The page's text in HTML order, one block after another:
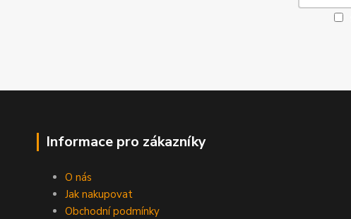
Informace pro zákazníky
O nás
Jak nakupovat
Obchodní podmínky